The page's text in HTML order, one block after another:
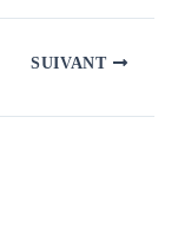
SUIVANT